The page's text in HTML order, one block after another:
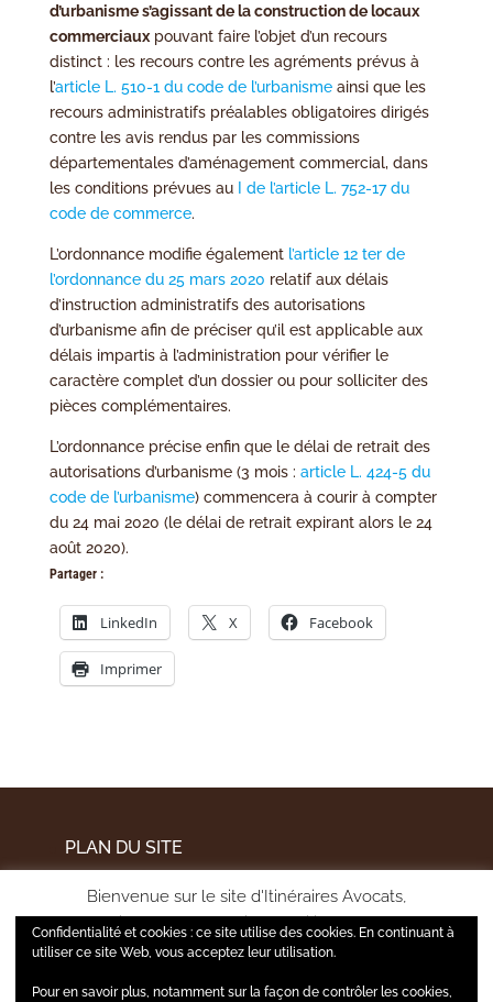
d’urbanisme s’agissant de la construction de locaux
commerciauxpouvant faire l’objet d’un recours
distinct : les recours contre les agréments prévus à
l’article L. 510-1 du code de l’urbanismeainsi que les
recours administratifs préalables obligatoires dirigés
contre les avis rendus par les commissions
départementales d’aménagement commercial, dans
les conditions prévues au
I de l’article L. 752-17 du
code de commerce.
L’ordonnance modifie également l’article 12 ter de
l’ordonnance du 25 mars 2020 relatif aux délais
d’instruction administratifs des autorisations
d’urbanisme afin de préciser qu’il est applicable aux
délais impartis à l’administration pour vérifier le
caractère complet d’un dossier ou pour solliciter des
pièces complémentaires.
L’ordonnance précise enfin que le délai de retrait des
autorisations d’urbanisme (3 mois : article L. 424-5 du
code de l’urbanisme) commencera à courir à compter
du 24 mai 2020 (le délai de retrait expirant alors le 24
août 2020).
Partager :
LinkedIn X Facebook
Imprimer
PLAN DU SITE
POLITIQUE DE CONFIDENTIALITÉ
Bienvenue sur le site d'Itinéraires Avocats,
pour améliorer votre expérience utilisateur et mesurer
l'audience de notre site, nous utilisons certains cookies.
Confidentialité et cookies : ce site utilise des cookies. En continuant à
utiliser ce site Web, vous acceptez leur utilisation.
Pour en savoir plus, notamment sur la façon de contrôler les cookies,